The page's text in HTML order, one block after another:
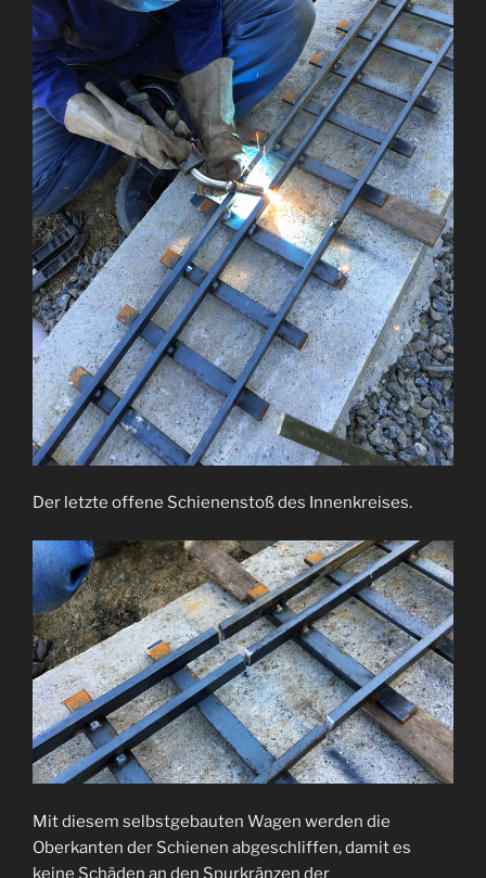
Der letzte offene Schienenstoß des Innenkreises.
Mit diesem selbstgebauten Wagen werden die
Oberkanten der Schienen abgeschliffen, damit es
keine Schäden an den Spurkränzen der